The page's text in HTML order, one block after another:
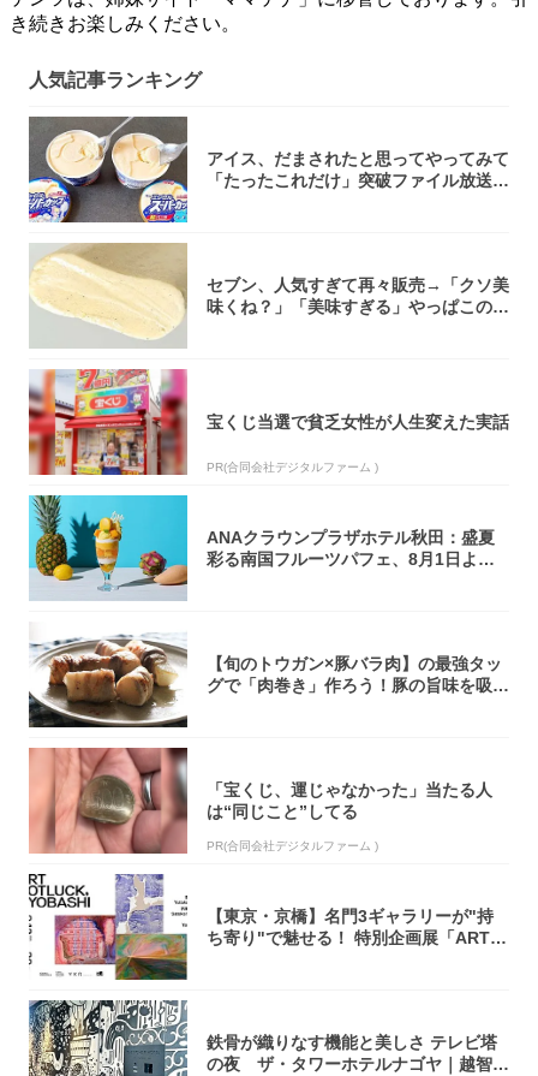
き続きお楽しみください。
人気記事ランキング
アイス、だまされたと思ってやってみて
「たったこれだけ」突破ファイル放送で
セブン、人気すぎて再々販売→「クソ美
味くね？」「美味すぎる」やっぱこのク
宝くじ当選で貧乏女性が人生変えた実話
PR(合同会社デジタルファーム )
ANAクラウンプラザホテル秋田：盛夏
彩る南国フルーツパフェ、8月1日より1
【旬のトウガン×豚バラ肉】の最強タッ
グで「肉巻き」作ろう！豚の旨味を吸い
「宝くじ、運じゃなかった」当たる人
は“同じこと”してる
PR(合同会社デジタルファーム )
【東京・京橋】名門3ギャラリーが"持
ち寄り"で魅せる！ 特別企画展「ART P
鉄骨が織りなす機能と美しさ テレビ塔
の夜 ザ・タワーホテルナゴヤ｜越智月